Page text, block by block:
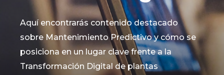
Aquí encontrarás contenido destacado
sobre Mantenimiento Predictivo y cómo se
posiciona en un lugar clave frente a la
Transformación Digital de plantas